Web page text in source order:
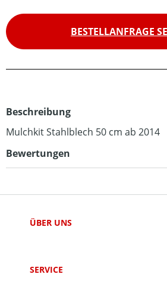
BESTELLANFRAGE
Beschreibung
Mulchkit Stahlblech 50 cm ab 2014
Bewertungen
ÜBER UNS
SERVICE